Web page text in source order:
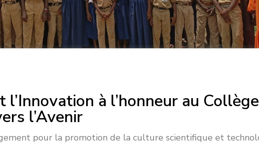
l’Innovation à l’honneur au Collège
l’Avenir
pour la promotion de la culture scientifique et